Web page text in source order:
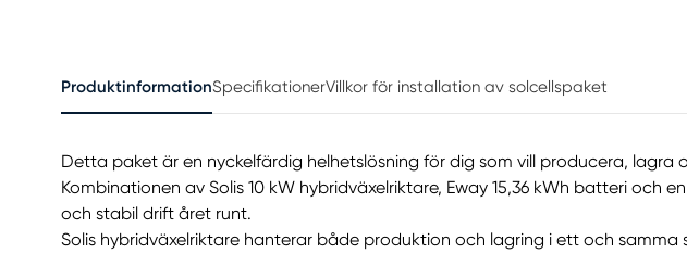
ProduktinformationSpecifikationerVillkor för installation av solcellspaket
Detta paket är en nyckelfärdig helhetslösning för dig som vill producera,
Kombinationen av Solis 10 kW hybridväxelriktare, Eway 15,36 kWh batteri
och stabil drift året runt.
Solis hybridväxelriktare hanterar både produktion och lagring i ett och